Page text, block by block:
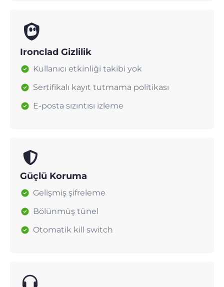
Ironclad Gizlilik
Kullanıcı etkinliği takibi yok
Sertifikalı kayıt tutmama politikası
E-posta sızıntısı izleme
Güçlü Koruma
Gelişmiş şifreleme
Bölünmüş tünel
Otomatik kill switch